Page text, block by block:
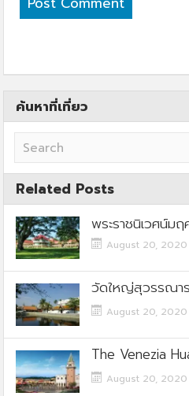
ค้นหาที่เที่ยว
Related Posts
พระราชนิเวศน์ม
August 20, 2020
วัดใหญ่สุวรรณา
August 20, 2020
The Venezia
August 20, 2020